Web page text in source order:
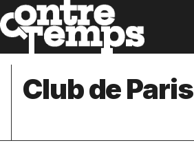
Club de Paris